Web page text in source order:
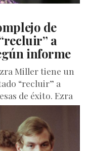
de
a
informe
Miller tiene un
“recluir” a
de éxito. Ezra